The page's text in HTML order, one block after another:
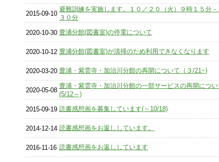
2015-09-10
避難訓練を実施します。１０／２０（火）９時１５分
３０分
2020-10-30 豊浦分館(図書室)の停電について
2020-10-12 豊浦分館(図書室)が清掃のため利用できなくなります
2020-03-20 豊浦・紫雲寺・加治川分館の再開について（３/21~)
2020-05-08
豊浦・紫雲寺・加治川分館の一部サービスの再開につ
(5/12～)
2015-09-19 読書感想画を募集しています(～10/18)
2014-12-14 読書感想画をお返ししています。
2016-11-16 読書感想画をお返ししています